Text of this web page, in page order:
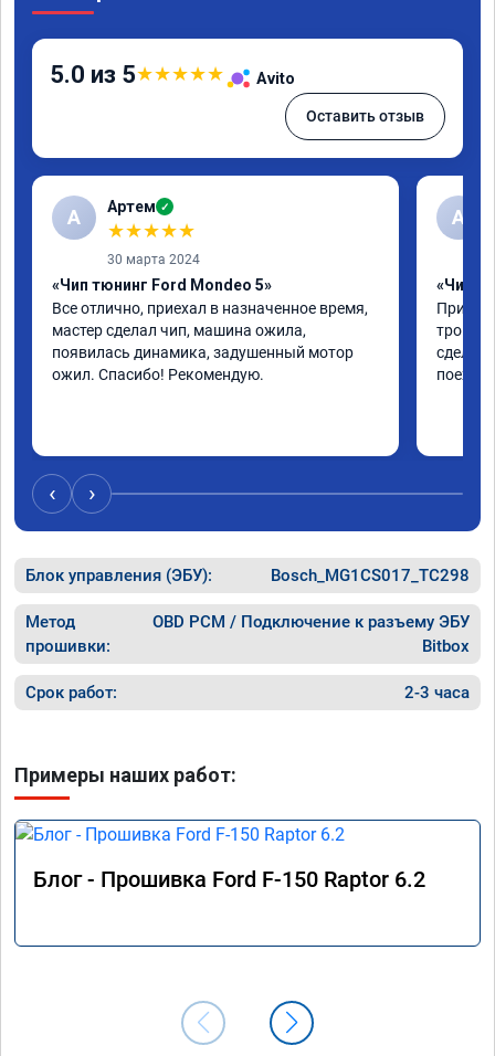
5.0 из 5★★★★★ Avito
Оставить отзыв
А Артем ✓
★★★★★
30 марта 2024
«Чип тюнинг Ford Mondeo 5»
Все отлично, приехал в назначенное время,
мастер сделал чип, машина ожила,
появилась динамика, задушенный мотор
ожил. Спасибо! Рекомендую.
А
«Чип
троила
‹ ›
Блок управления (ЭБУ): Bosch_MG1CS017_TC298
Метод
прошивки:
OBD PCM / Подключение к разъему ЭБУ
Bitbox
Срок работ: 2-3 часа
Примеры наших работ:
Блог - Прошивка Ford F-150 Raptor 6.2